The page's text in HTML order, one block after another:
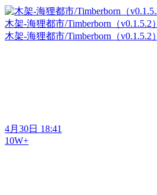
木架-海狸都市/Timberborn（v0.1.5.2）
木架-海狸都市/Timberborn（v0.1.5.2）
4月30日 18:41
10W+